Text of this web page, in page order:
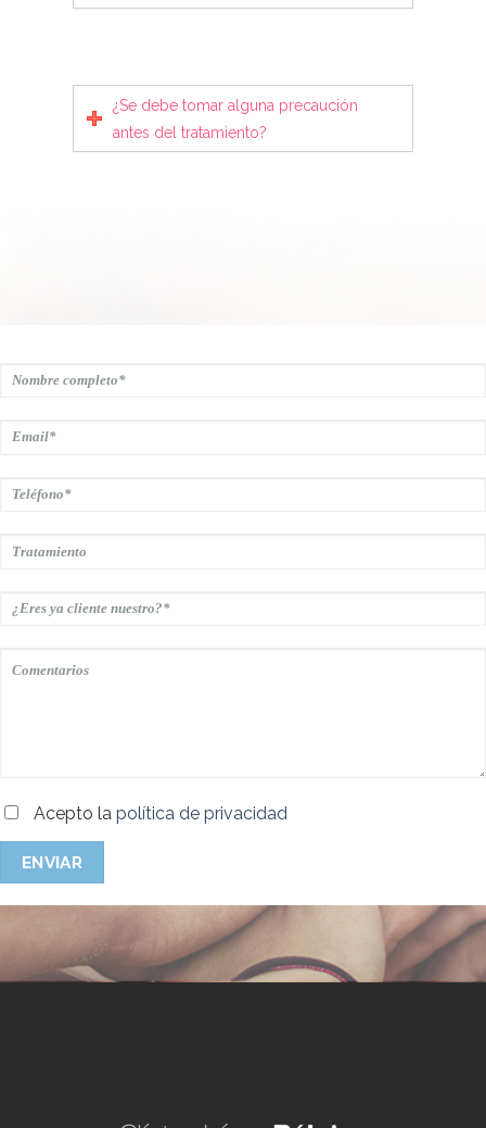
¿Se debe tomar alguna precaución
antes del tratamiento?
Acepto la política de privacidad